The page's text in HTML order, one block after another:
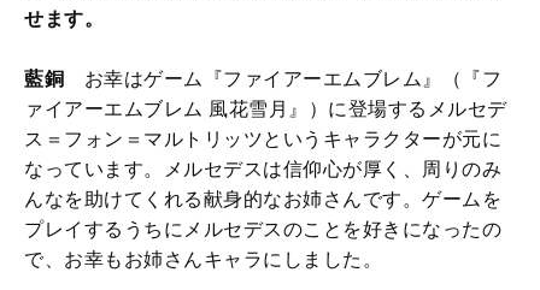
せます。
藍銅
お幸はゲーム『ファイアーエムブレム』（『フ
ァイアーエムブレム 風花雪月』）に登場するメルセデ
ス＝フォン＝マルトリッツというキャラクターが元に
なっています。メルセデスは信仰心が厚く、周りのみ
んなを助けてくれる献身的なお姉さんです。ゲームを
プレイするうちにメルセデスのことを好きになったの
で、お幸もお姉さんキャラにしました。